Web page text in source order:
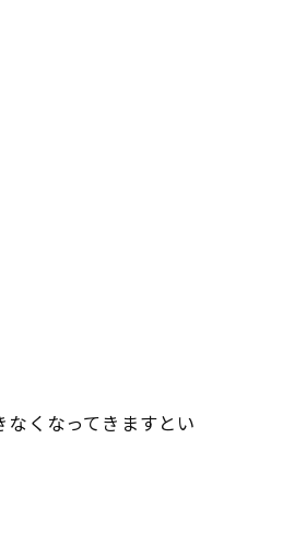
くなってきますとい